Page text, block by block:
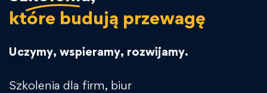
które budują przewagę
Uczymy, wspieramy, rozwijamy.
Szkolenia dla firm, biur